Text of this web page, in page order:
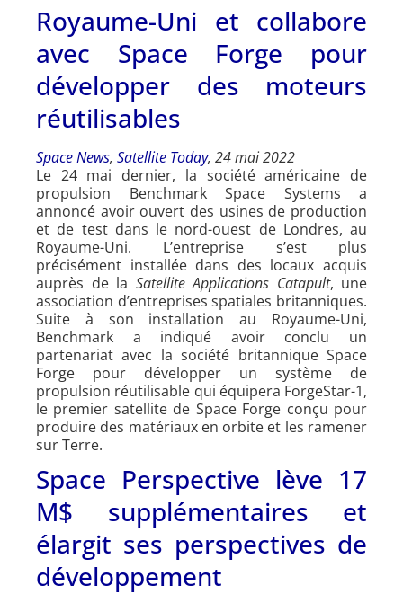
Royaume-Uni et collabore
avec Space Forge pour
développer des moteurs
réutilisables
Space News, Satellite Today, 24 mai 2022
Le 24 mai dernier, la société américaine de
propulsion Benchmark Space Systems a
annoncé avoir ouvert des usines de production
et de test dans le nord-ouest de Londres, au
Royaume-Uni. L’entreprise s’est plus
précisément installée dans des locaux acquis
auprès de la Satellite Applications Catapult, une
association d’entreprises spatiales britanniques.
Suite à son installation au Royaume-Uni,
Benchmark a indiqué avoir conclu un
partenariat avec la société britannique Space
Forge pour développer un système de
propulsion réutilisable qui équipera ForgeStar-1,
le premier satellite de Space Forge conçu pour
produire des matériaux en orbite et les ramener
sur Terre.
Space Perspective lève 17
M$ supplémentaires et
élargit ses perspectives de
développement